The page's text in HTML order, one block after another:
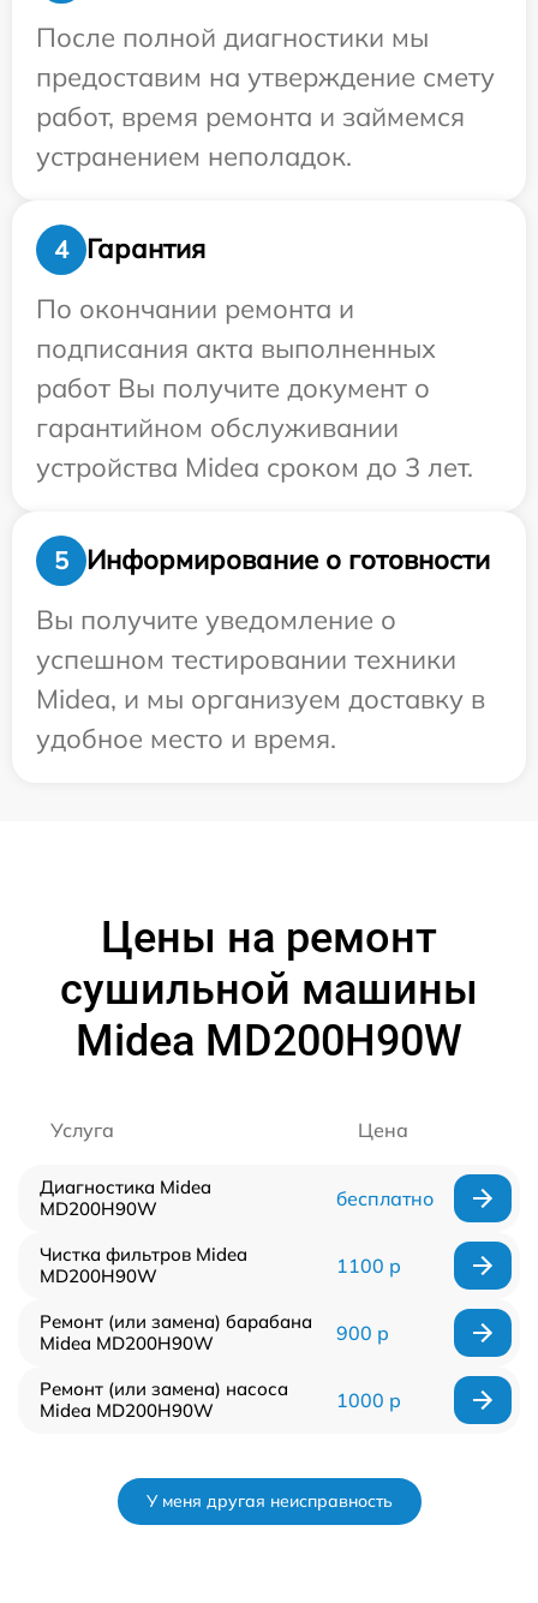
После полной диагностики мы
предоставим на утверждение смету
работ, время ремонта и займемся
устранением неполадок.
4
Гарантия
По окончании ремонта и
подписания акта выполненных
работ Вы получите документ о
гарантийном обслуживании
устройства Midea сроком до 3 лет.
5
Информирование о готовности
Вы получите уведомление о
успешном тестировании техники
Midea, и мы организуем доставку в
удобное место и время.
Цены на ремонт
сушильной машины
Midea MD200H90W
Услуга Цена
Диагностика Midea
MD200H90W
бесплатно
Чистка фильтров Midea
MD200H90W
1100 р
Ремонт (или замена) барабана
Midea MD200H90W
900 р
Ремонт (или замена) насоса
Midea MD200H90W
1000 р
У меня другая неисправность